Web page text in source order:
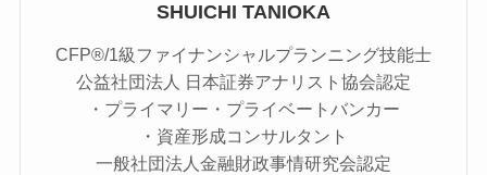
SHUICHI TANIOKA
CFP®/1級ファイナンシャルプランニング技能士
公益社団法人 日本証券アナリスト協会認定
・プライマリー・プライベートバンカー
・資産形成コンサルタント
一般社団法人金融財政事情研究会認定